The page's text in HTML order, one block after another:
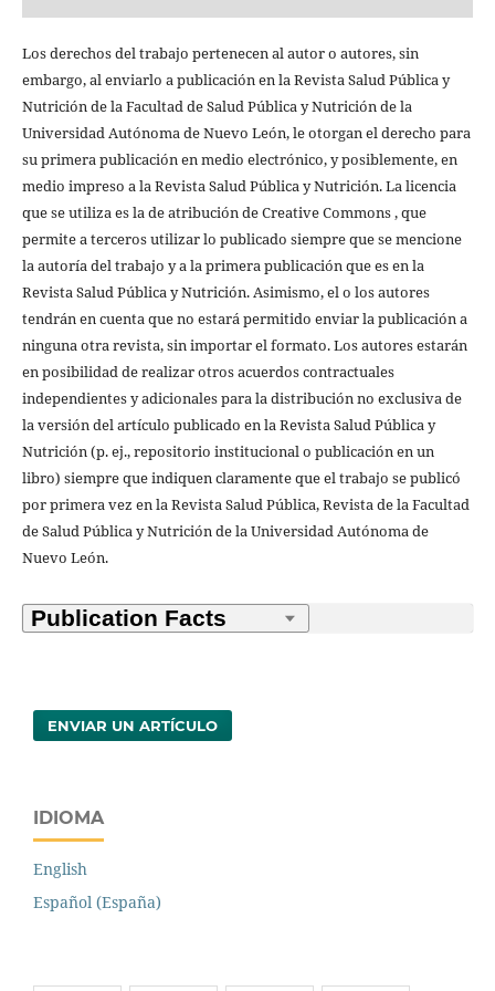
Los derechos del trabajo pertenecen al autor o autores, sin
embargo, al enviarlo a publicación en la Revista Salud Pública y
Nutrición de la Facultad de Salud Pública y Nutrición de la
Universidad Autónoma de Nuevo León, le otorgan el derecho para
su primera publicación en medio electrónico, y posiblemente, en
medio impreso a la Revista Salud Pública y Nutrición. La licencia
que se utiliza es la de atribución de Creative Commons , que
permite a terceros utilizar lo publicado siempre que se mencione
la autoría del trabajo y a la primera publicación que es en la
Revista Salud Pública y Nutrición. Asimismo, el o los autores
tendrán en cuenta que no estará permitido enviar la publicación a
ninguna otra revista, sin importar el formato. Los autores estarán
en posibilidad de realizar otros acuerdos contractuales
independientes y adicionales para la distribución no exclusiva de
la versión del artículo publicado en la Revista Salud Pública y
Nutrición (p. ej., repositorio institucional o publicación en un
libro) siempre que indiquen claramente que el trabajo se publicó
por primera vez en la Revista Salud Pública, Revista de la Facultad
de Salud Pública y Nutrición de la Universidad Autónoma de
Nuevo León.
ENVIAR UN ARTÍCULO
IDIOMA
English
Español (España)